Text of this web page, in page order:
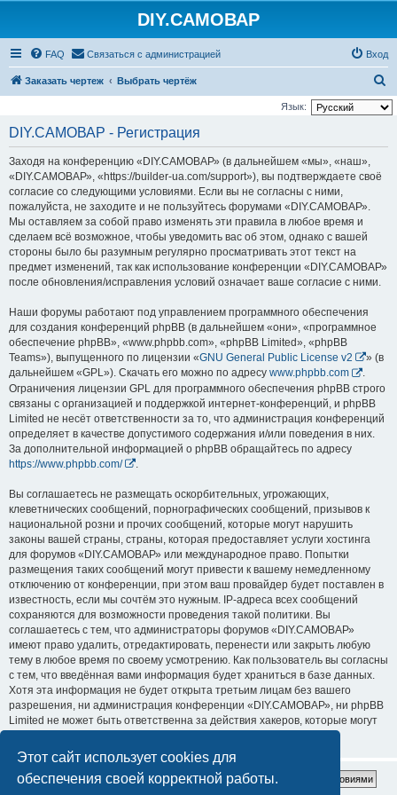
Этот сайт использует cookies для
обеспечения своей корректной работы.
DIY.САМОВАР
FAQ Связаться с администрацией Вход
Заказать чертеж Выбрать чертёж
о
Язык:
DIY.САМОВАР - Регистрация
Заходя на конференцию «DIY.САМОВАР» (в дальнейшем «мы», «наш»,
«DIY.САМОВАР», «https://builder-ua.com/support»), вы подтверждаете своё
согласие со следующими условиями. Если вы не согласны с ними,
пожалуйста, не заходите и не пользуйтесь форумами «DIY.САМОВАР».
Мы оставляем за собой право изменять эти правила в любое время и
сделаем всё возможное, чтобы уведомить вас об этом, однако с вашей
стороны было бы разумным регулярно просматривать этот текст на
предмет изменений, так как использование конференции «DIY.САМОВАР»
после обновления/исправления условий означает ваше согласие с ними.
Наши форумы работают под управлением программного обеспечения
для создания конференций phpBB (в дальнейшем «они», «программное
обеспечение phpBB», «www.phpbb.com», «phpBB Limited», «phpBB
Teams»), выпущенного по лицензии «GNU General Public License v2
» (в
дальнейшем «GPL»). Скачать его можно по адресу www.phpbb.com
.
Ограничения лицензии GPL для программного обеспечения phpBB строго
связаны с организацией и поддержкой интернет-конференций, и phpBB
Limited не несёт ответственности за то, что администрация конференций
определяет в качестве допустимого содержания и/или поведения в них.
За дополнительной информацией о phpBB обращайтесь по адресу
https://www.phpbb.com/
Вы соглашаетесь не размещать оскорбительных, угрожающих,
клеветнических сообщений, порнографических сообщений, призывов к
национальной розни и прочих сообщений, которые могут нарушить
законы вашей страны, страны, которая предоставляет услуги хостинга
для форумов «DIY.САМОВАР» или международное право. Попытки
размещения таких сообщений могут привести к вашему немедленному
отключению от конференции, при этом ваш провайдер будет поставлен в
известность, если мы сочтём это нужным. IP-адреса всех сообщений
сохраняются для возможности проведения такой политики. Вы
соглашаетесь с тем, что администраторы форумов «DIY.САМОВАР»
имеют право удалить, отредактировать, перенести или закрыть любую
тему в любое время по своему усмотрению. Как пользователь вы согласны
с тем, что введённая вами информация будет храниться в базе данных.
Хотя эта информация не будет открыта третьим лицам без вашего
разрешения, ни администрация конференции «DIY.САМОВАР», ни phpBB
Limited не может быть ответственна за действия хакеров, которые могут